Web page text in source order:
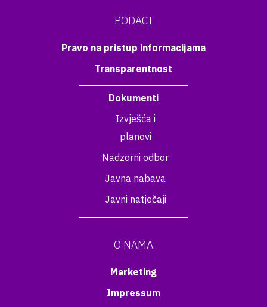
PODACI
Pravo na pristup informacijama
Transparentnost
Dokumenti
Izvješća i
planovi
Nadzorni odbor
Javna nabava
Javni natječaji
O NAMA
Marketing
Impressum